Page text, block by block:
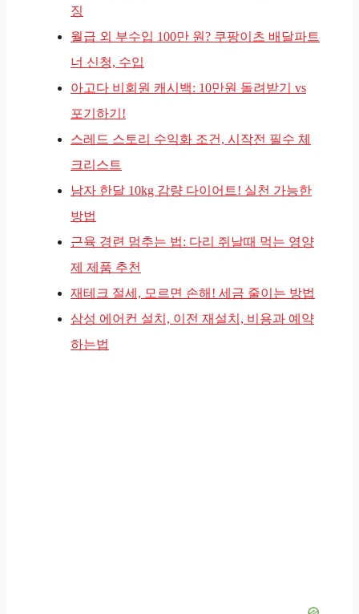
징
월급 외 부수입 100만 원? 쿠팡이츠 배달파트
너 신청, 수입
아고다 비회원 캐시백: 10만원 돌려받기 vs
포기하기!
스레드 스토리 수익화 조건, 시작전 필수 체
크리스트
남자 한달 10kg 감량 다이어트! 실천 가능한
방법
근육 경련 멈추는 법: 다리 쥐날때 먹는 영양
제 제품 추천
재테크 절세, 모르면 손해! 세금 줄이는 방법
삼성 에어컨 설치, 이전 재설치, 비용과 예약
하는법